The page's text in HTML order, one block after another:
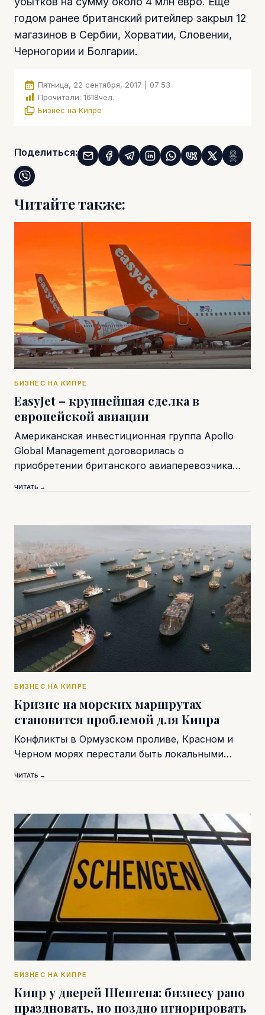
годом ранее британский ритейлер закрыл 12
магазинов в Сербии, Хорватии, Словении,
Черногории и Болгарии.
Пятница, 22 сентября, 2017 | 07:53
Прочитали: 1618чел.
Бизнес на Кипре
Поделиться:
Читайте также:
БИЗНЕС НА КИПРЕ
EasyJet – крупнейшая сделка в
европейской авиации
Американская инвестиционная группа Apollo
Global Management договорилась о
приобретении британского авиаперевозчика…
ЧИТАТЬ →
БИЗНЕС НА КИПРЕ
Кризис на морских маршрутах
становится проблемой для Кипра
Конфликты в Ормузском проливе, Красном и
Черном морях перестали быть локальными…
ЧИТАТЬ →
БИЗНЕС НА КИПРЕ
Кипр у дверей Шенгена: бизнесу рано
праздновать, но поздно игнорировать